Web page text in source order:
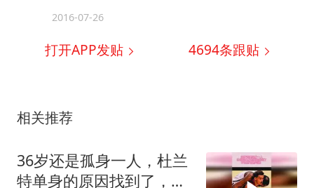
2016-07-26
打开APP发贴 4694条跟贴
相关推荐
36岁还是孤身一人，杜兰
特单身的原因找到了，不